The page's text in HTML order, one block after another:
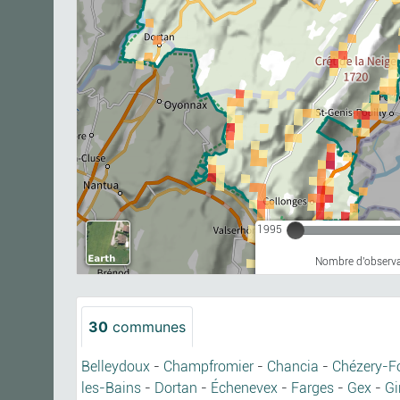
1995
Nombre
30 communes
Belleydoux - Champfromier- Chancia - Chézery-
les-Bains - Dortan - Échenevex - Farges - Gex -